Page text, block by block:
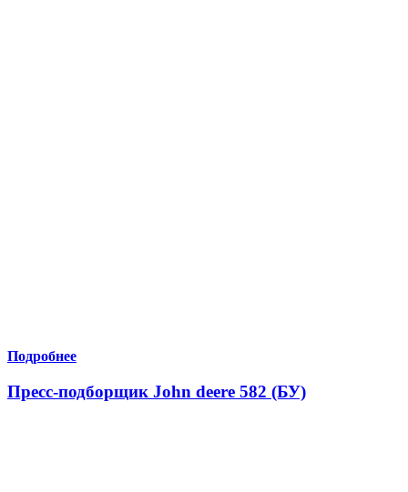
Подробнее
Пресс-подборщик John deere 582 (БУ)